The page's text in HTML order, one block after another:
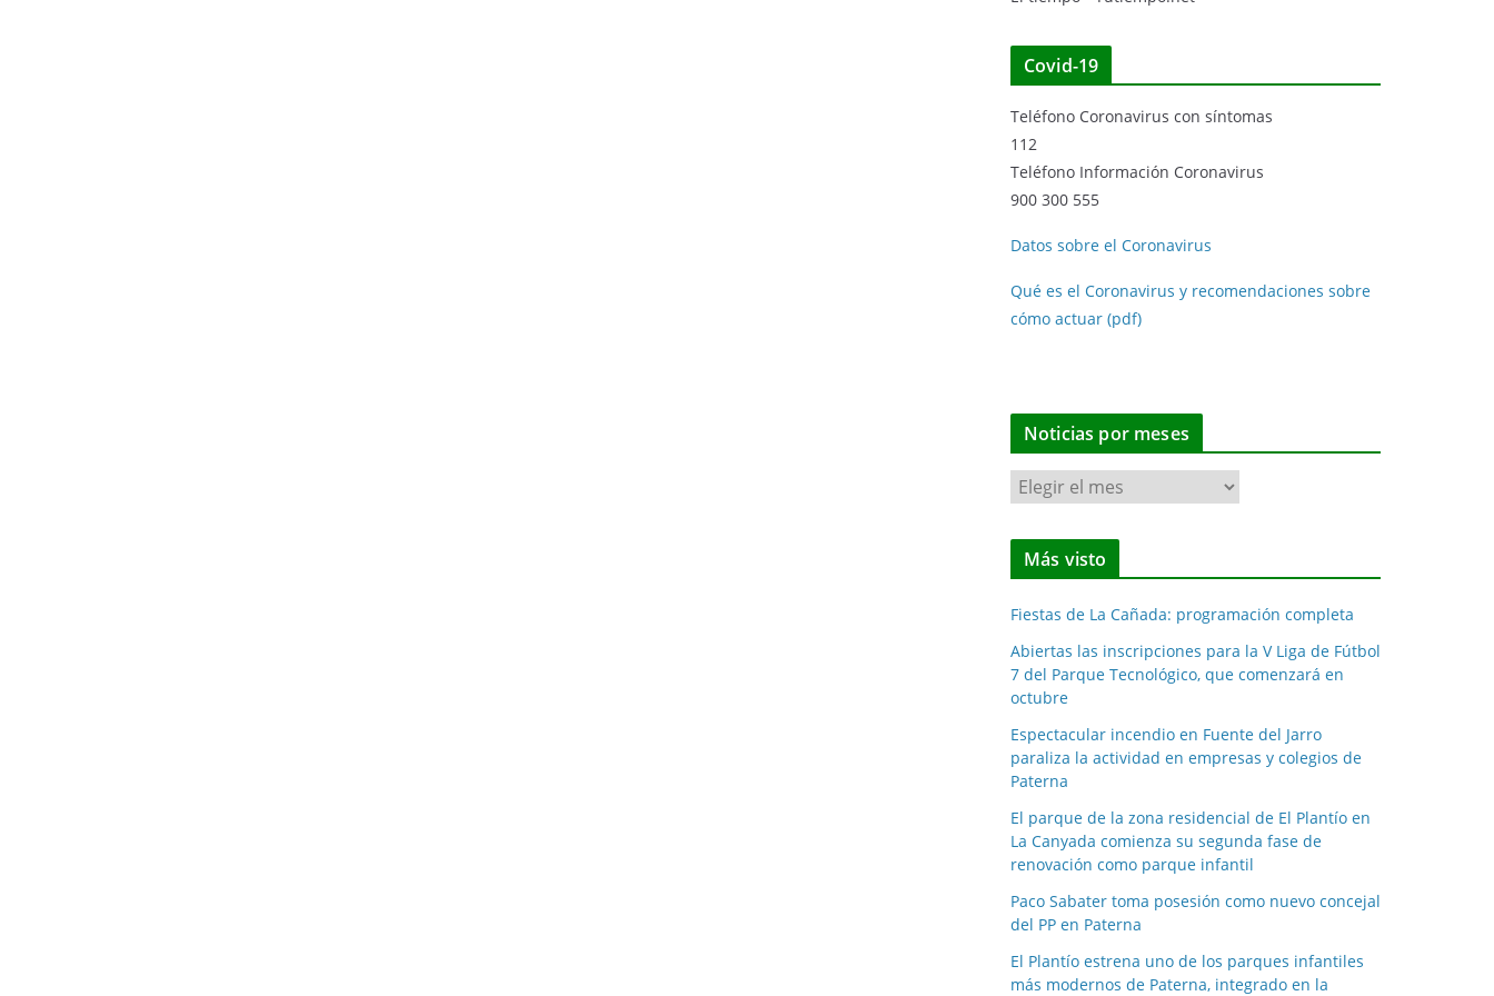
Covid-19
Teléfono Coronavirus con síntomas
112
Teléfono Información Coronavirus
900 300 555
Datos sobre el Coronavirus
Qué es el Coronavirus y recomendaciones sobre
cómo actuar (pdf)
Noticias por meses
N
o
t
i
a
s
p
o
r
m
e
s
e
s
Más visto
Fiestas de La Cañada: programación completa
Abiertas las inscripciones para la V Liga de Fútbol
7 del Parque Tecnológico, que comenzará en
octubre
Espectacular incendio en Fuente del Jarro
paraliza la actividad en empresas y colegios de
Paterna
El parque de la zona residencial de El Plantío en
La Canyada comienza su segunda fase de
renovación como parque infantil
Paco Sabater toma posesión como nuevo concejal
del PP en Paterna
El Plantío estrena uno de los parques infantiles
más modernos de Paterna, integrado en la